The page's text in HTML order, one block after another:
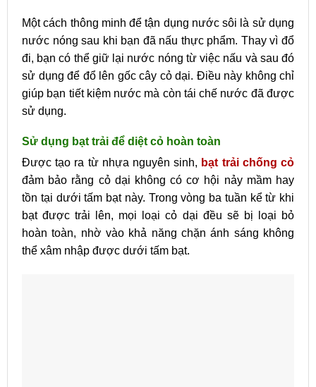
Một cách thông minh để tận dụng nước sôi là sử dụng
nước nóng sau khi bạn đã nấu thực phẩm. Thay vì đổ
đi, bạn có thể giữ lại nước nóng từ việc nấu và sau đó
sử dụng để đổ lên gốc cây cỏ dại. Điều này không chỉ
giúp bạn tiết kiệm nước mà còn tái chế nước đã được
sử dụng.
Sử dụng bạt trải để diệt cỏ hoàn toàn
Được tạo ra từ nhựa nguyên sinh, bạt trải chống cỏ
đảm bảo rằng cỏ dại không có cơ hội nảy mầm hay
tồn tại dưới tấm bạt này. Trong vòng ba tuần kể từ khi
bạt được trải lên, mọi loại cỏ dại đều sẽ bị loại bỏ
hoàn toàn, nhờ vào khả năng chặn ánh sáng không
thể xâm nhập được dưới tấm bạt.